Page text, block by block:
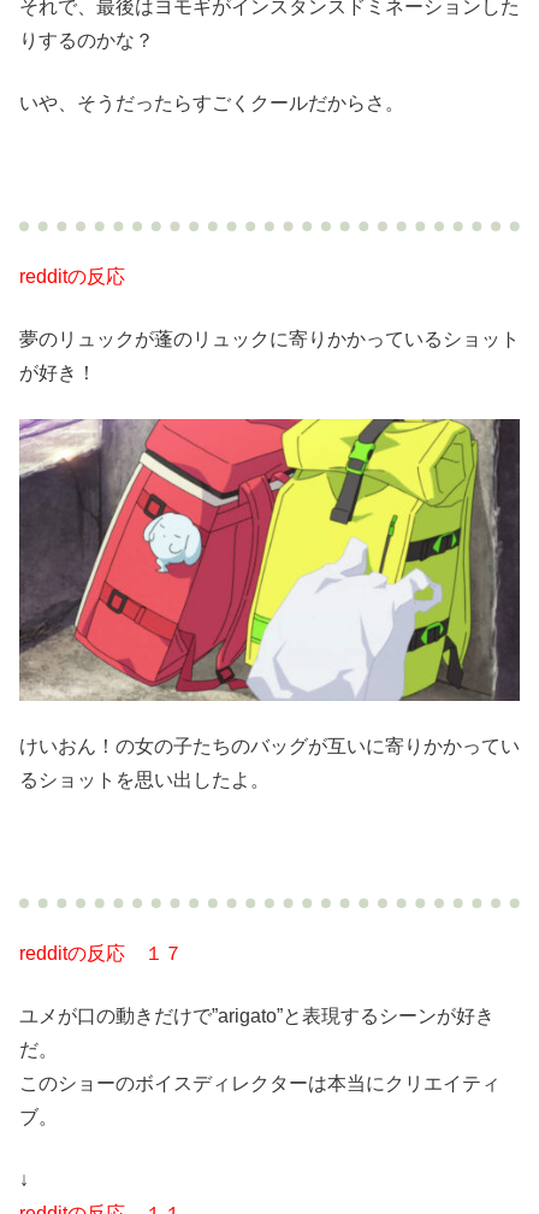
それで、最後はヨモギがインスタンスドミネーションした
りするのかな？
いや、そうだったらすごくクールだからさ。
redditの反応
夢のリュックが蓬のリュックに寄りかかっているショット
が好き！
けいおん！の女の子たちのバッグが互いに寄りかかってい
るショットを思い出したよ。
redditの反応 １７
ユメが口の動きだけで”arigato”と表現するシーンが好き
だ。
このショーのボイスディレクターは本当にクリエイティ
ブ。
↓